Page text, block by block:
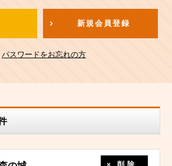
新規会員登録
パスワードをお忘れの方
削除